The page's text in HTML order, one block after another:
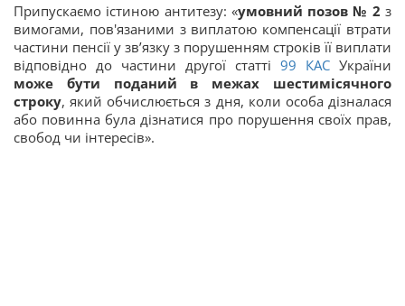
Припускаємо істиною антитезу: «умовний позов № 2 з
вимогами, пов'язаними з виплатою компенсації втрати
частини пенсії у зв’язку з порушенням строків її виплати
відповідно до частини другої статті 99 КАС України
може бути поданий в межах шестимісячного
строку, який обчислюється з дня, коли особа дізналася
або повинна була дізнатися про порушення своїх прав,
свобод чи інтересів».